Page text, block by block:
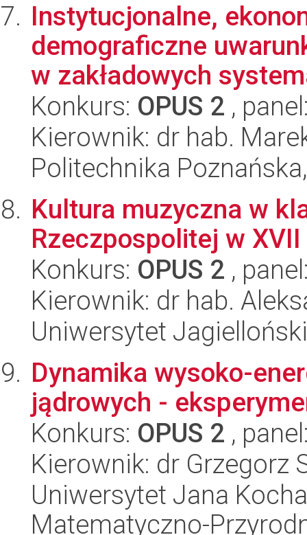
Instytucjonalne,
demograficzne
w zakładowych
Konkurs: OPUS 2 ,
Kierownik: dr hab.
Politechnika
Kultura muzyczna w
Rzeczpospolitej w
Konkurs: OPUS 2 ,
Kierownik: dr hab.
Uniwersytet
Dynamika wysoko-
jądrowych -
Konkurs: OPUS 2 ,
Kierownik: dr Grzegorz
Uniwersytet Jana
Matematyczno-